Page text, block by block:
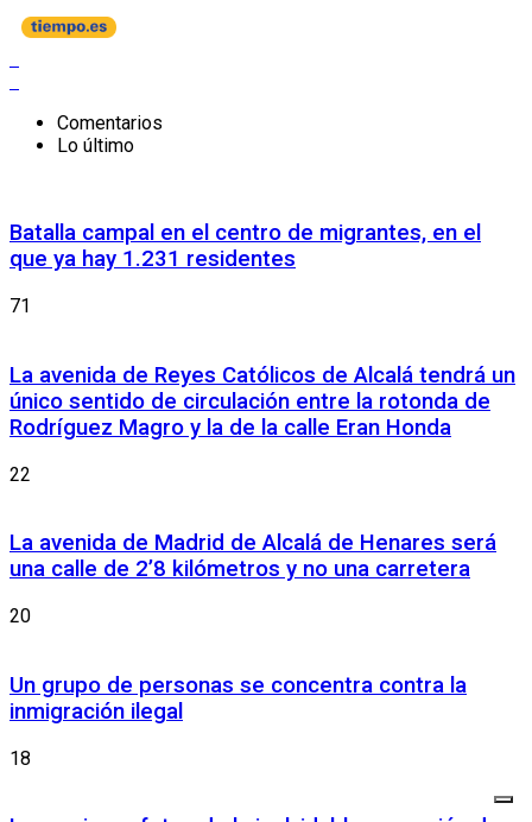
Comentarios
Lo último
Batalla campal en el centro de migrantes, en el
que ya hay 1.231 residentes
71
La avenida de Reyes Católicos de Alcalá tendrá un
único sentido de circulación entre la rotonda de
Rodríguez Magro y la de la calle Eran Honda
22
La avenida de Madrid de Alcalá de Henares será
una calle de 2’8 kilómetros y no una carretera
20
Un grupo de personas se concentra contra la
inmigración ilegal
18